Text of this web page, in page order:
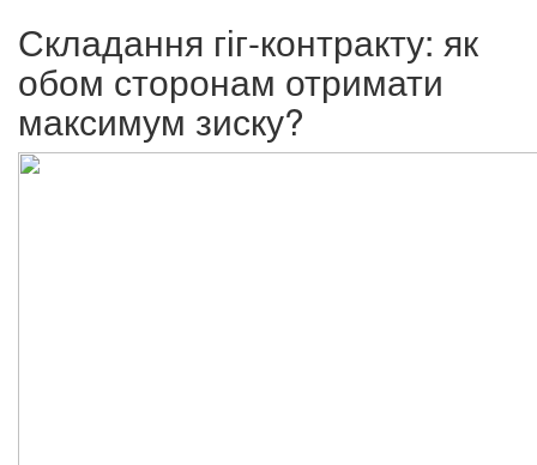
Складання гіг-контракту: як
обом сторонам отримати
максимум зиску?